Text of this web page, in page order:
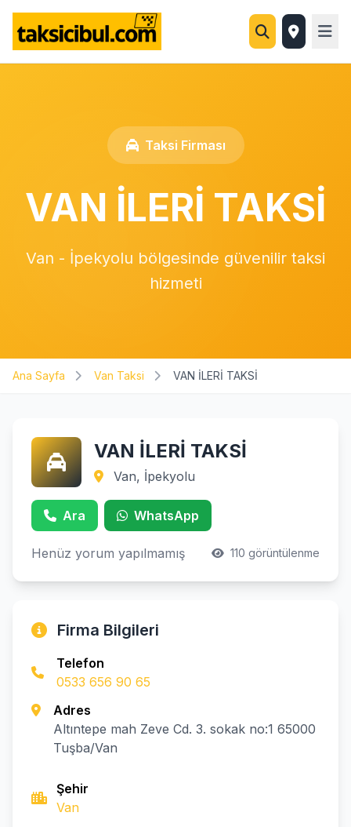
Taksi Firması
VAN İLERİ TAKSİ
Van - İpekyolu bölgesinde güvenilir taksi
hizmeti
Ana Sayfa Van Taksi VAN İLERİ TAKSİ
VAN İLERİ TAKSİ
Van, İpekyolu
Ara WhatsApp
Henüz yorum yapılmamış 110 görüntülenme
Firma Bilgileri
Telefon
0533 656 90 65
Adres
Altıntepe mah Zeve Cd. 3. sokak no:1 65000
Tuşba/Van
Şehir
Van